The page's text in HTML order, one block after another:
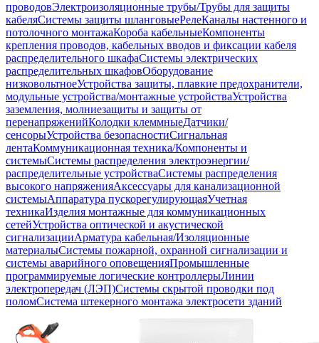
проводовЭлектроизоляционные трубы/Трубы для защиты
кабеляСистемы защиты шланговыеРелеКаналы настенного и
потолочного монтажаКороба кабельныеКомпоненты
крепления проводов, кабельных вводов и фиксации кабеля
распределительного шкафаСистемы электрических
распределительных шкафовОборудование
низковольтноеУстройства защиты, плавкие предохранители,
модульные устройства/монтажные устройстваУстройства
заземления, молниезащиты и защиты от
перенапряженийКолодки клеммныеДатчики/
сенсорыУстройства безопасностиСигнальная
лентаКоммуникационная техника/Компоненты и
системыСистемы распределения электроэнергии/
распределительные устройстваСистемы распределения
высокого напряженияАксессуары для канализационной
системыАппаратура пускорегулирующаяУчетная
техникаИзделия монтажные для коммуникационных
сетейУстройства оптической и акустической
сигнализацииАрматура кабельная/Изоляционные
материалыСистемы пожарной, охранной сигнализации и
системы аварийного оповещенияПромышленные
программируемые логические контроллерыЛинии
электропередач (ЛЭП)Системы скрытой проводки под
поломСистема штекерного монтажа электросети зданий